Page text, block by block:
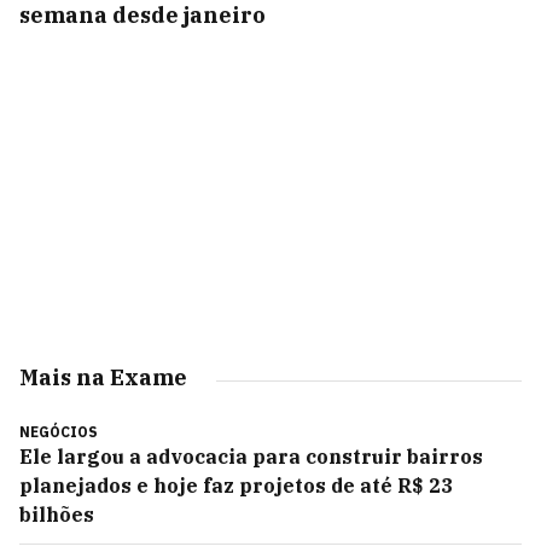
semana desde janeiro
Mais na Exame
NEGÓCIOS
Ele largou a advocacia para construir bairros
planejados e hoje faz projetos de até R$ 23
bilhões